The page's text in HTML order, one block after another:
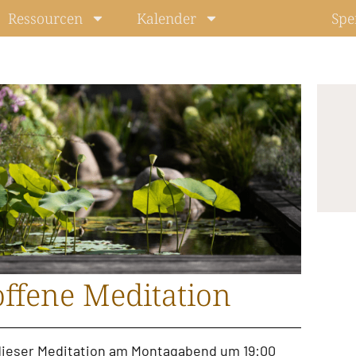
Ressourcen Kalender
Meditation
Meditation am Montagabend um 19:00